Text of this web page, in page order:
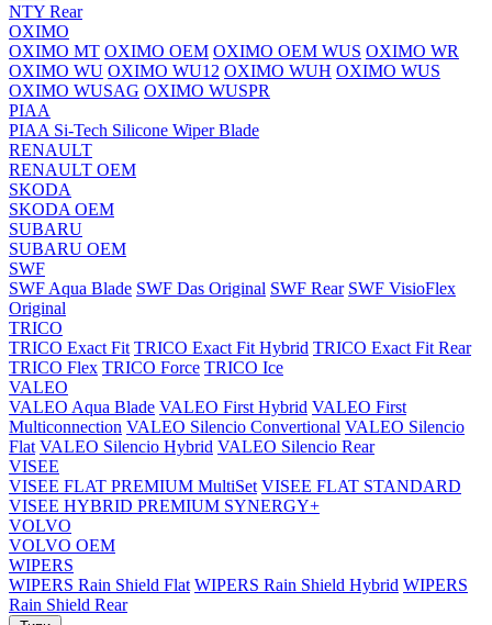
NTY Rear
OXIMO
OXIMO MT OXIMO OEM OXIMO OEM WUS OXIMO WR
OXIMO WU OXIMO WU12 OXIMO WUH OXIMO WUS
OXIMO WUSAG OXIMO WUSPR
PIAA
PIAA Si-Tech Silicone Wiper Blade
RENAULT
RENAULT OEM
SKODA
SKODA OEM
SUBARU
SUBARU OEM
SWF
SWF Aqua Blade SWF Das Original SWF Rear SWF VisioFlex
Original
TRICO
TRICO Exact Fit TRICO Exact Fit Hybrid TRICO Exact Fit Rear
TRICO Flex TRICO Force TRICO Ice
VALEO
VALEO Aqua Blade VALEO First Hybrid VALEO First
Multiconnection VALEO Silencio Convertional VALEO Silencio
Flat VALEO Silencio Hybrid VALEO Silencio Rear
VISEE
VISEE FLAT PREMIUM MultiSet VISEE FLAT STANDARD
VISEE HYBRID PREMIUM SYNERGY+
VOLVO
VOLVO OEM
WIPERS
WIPERS Rain Shield Flat WIPERS Rain Shield Hybrid WIPERS
Rain Shield Rear